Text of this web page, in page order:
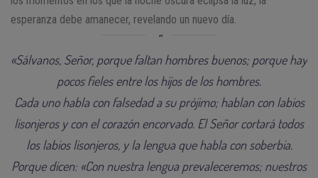
esperanza debe amanecer, revelando un nuevo día.
«Sálvanos, Señor, porque faltan hombres buenos; porque hay
pocos fieles entre los hijos de los hombres.
Cada uno habla con falsedad a su prójimo; hablan con labios
lisonjeros y con el corazón encorvado. El Señor cortará todos
los labios lisonjeros, y la lengua que habla con soberbia.
Porque dicen: «Con nuestra lengua prevaleceremos; nuestros